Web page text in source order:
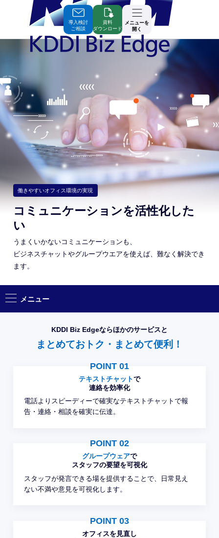
Contents
導入検討
ご相談
資料
ダウンロード
メニューを
開く
働きやすいオフィス環境の実現
コミュニケーションを活性化した
い
うまくいかないコミュニケーションも、
ビジネスチャットやグループウエアを使えば、難なく解決でき
ます。
課題と解決
事例／関連コンテンツ
まとめておトクで安心
メニュー
KDDI Biz Edgeならほかのサービスと
まとめておトク・ まとめて便利！
POINT 01
テキストチャットで
連絡を効率化
電話よりスピーディーで確実なテキストチャットで報
告・連絡・相談を確実に伝達。
POINT 02
グループウェアで
スタッフの要望を可視化
スタッフが発言できる場を提供することで、日常見え
ない不満や意見を可視化します。
POINT 03
オフィスを 見直し